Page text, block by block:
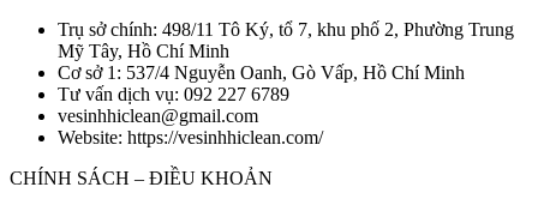
Trụ sở chính: 498/11 Tô Ký, tổ 7, khu phố 2, Phường Trung
Mỹ Tây, Hồ Chí Minh
Cơ sở 1: 537/4 Nguyễn Oanh, Gò Vấp, Hồ Chí Minh
Tư vấn dịch vụ: 092 227 6789
vesinhhiclean@gmail.com
Website: https://vesinhhiclean.com/
CHÍNH SÁCH – ĐIỀU KHOẢN